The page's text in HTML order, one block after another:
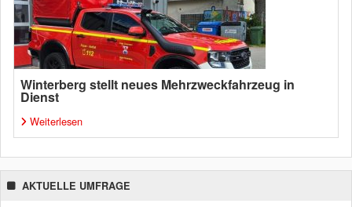
Winterberg stellt neues Mehrzweckfahrzeug in
Dienst
Weiterlesen
AKTUELLE UMFRAGE